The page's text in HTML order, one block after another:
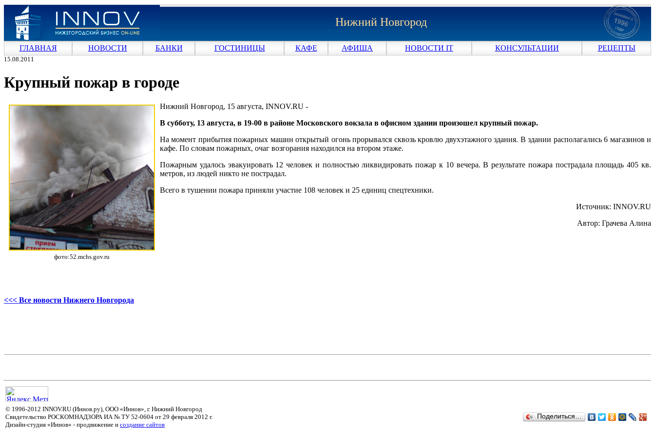
Нижний Новгород
ГЛАВНАЯ НОВОСТИ БАНКИ ГОСТИНИЦЫ КАФЕ АФИША НОВОСТИ IT КОНСУЛЬТАЦИИ РЕЦЕПТЫ
15.08.2011
Крупный пожар в городе
фото:52.mchs.gov.ru
Нижний Новгород, 15 августа, INNOV.RU -
В субботу, 13 августа, в 19-00 в районе Московского вокзала в офисном здании произошел крупный пожар.
На момент прибытия пожарных машин открытый огонь прорывался сквозь кровлю двухэтажного здания. В здании располагались 6 магазинов и
кафе. По словам пожарных, очаг возгорания находился на втором этаже.
Пожарным удалось эвакуировать 12 человек и полностью ликвидировать пожар к 10 вечера. В результате пожара пострадала площадь 405 кв.
метров, из людей никто не пострадал.
Всего в тушении пожара приняли участие 108 человек и 25 единиц спецтехники.
Источник: INNOV.RU
Автор: Грачева Алина
<<< Все новости Нижнего Новгорода
© 1996-2012 INNOV.RU (Иннов.ру), ООО «Иннов», г. Нижний Новгород
Свидетельство РОСКОМНАДЗОРА ИА № ТУ 52-0604 от 29 февраля 2012 г.
Дизайн-студия «Иннов» - продвижение и cоздание сайтов
Поделиться…